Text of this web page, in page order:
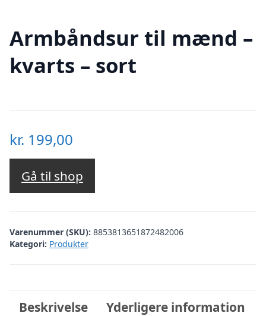
Armbåndsur til mænd –
kvarts – sort
kr. 199,00
Gå til shop
Varenummer (SKU): 8853813651872482006
Kategori: Produkter
Beskrivelse Yderligere information